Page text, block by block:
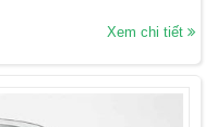
Xem chi tiết